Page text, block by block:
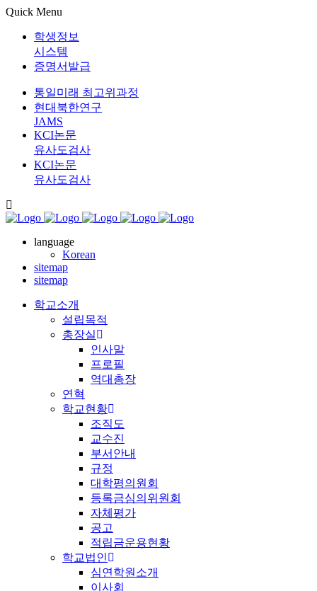
Quick Menu
학생정보
시스템
증명서발급
통일미래 최고위과정
현대북한연구
JAMS
KCI논문
유사도검사
KCI논문
유사도검사
language
Korean
sitemap
sitemap
학교소개
설립목적
총장실
인사말
프로필
역대총장
연혁
학교현황
조직도
교수진
부서안내
규정
대학평의원회
등록금심의위원회
자체평가
공고
적립금운용현황
학교법인
심연학원소개
이사회